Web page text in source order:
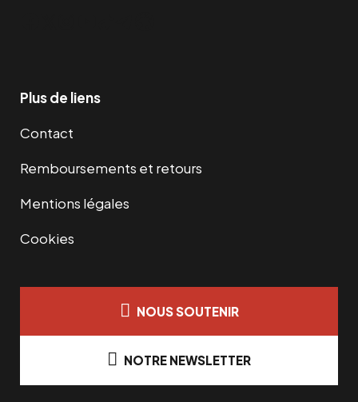
Plus de liens
Contact
Remboursements et retours
Mentions légales
Cookies
NOUS SOUTENIR
NOTRE NEWSLETTER